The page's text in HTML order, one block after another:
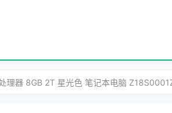
器 8GB 2T 星光色 笔记本电脑